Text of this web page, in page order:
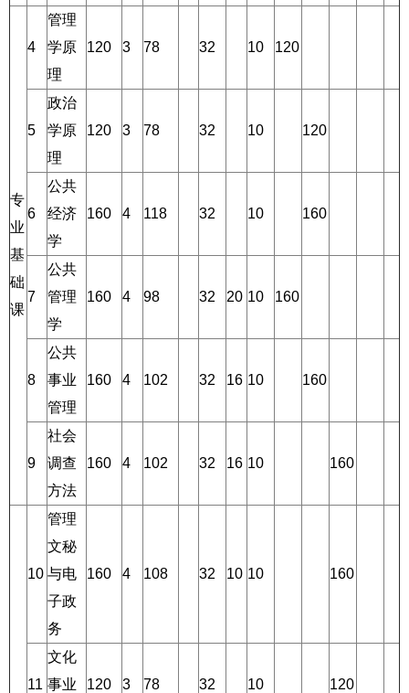
专
业
基
础
课
4
管理
学原
理
120 3 78 32 10 120
5
政治
学原
理
120 3 78 32 10 120
6
公共
经济
学
160 4 118 32 10 160
7
公共
管理
学
160 4 98 32 20 10 160
8
公共
事业
管理
160 4 102 32 16 10 160
9
社会
调查
方法
160 4 102 32 16 10 160
10
管理
文秘
与电
子政
务
160 4 108 32 10 10 160
11
文化
事业
120 3 78 32 10 120